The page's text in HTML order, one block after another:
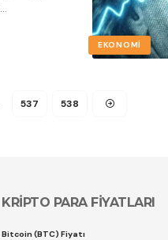
EKONOMI
…
537 538
KRİPTO PARA FİYATLARI
Bitcoin (BTC) Fiyatı